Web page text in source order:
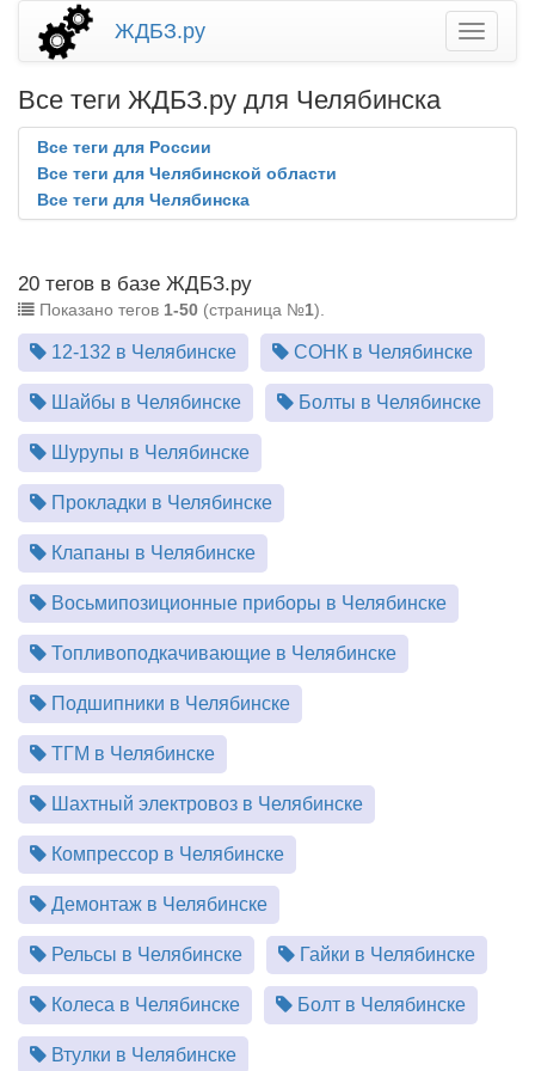
ЖДБЗ.ру
Все теги ЖДБЗ.ру для Челябинска
Все теги для России
Все теги для Челябинской области
Все теги для Челябинска
20 тегов в базе ЖДБЗ.ру
Показано тегов 1-50 (страница №1).
12-132 в Челябинске СОНК в Челябинске
Шайбы в Челябинске Болты в Челябинске
Шурупы в Челябинске
Прокладки в Челябинске
Клапаны в Челябинске
Восьмипозиционные приборы в Челябинске
Топливоподкачивающие в Челябинске
Подшипники в Челябинске
ТГМ в Челябинске
Шахтный электровоз в Челябинске
Компрессор в Челябинске
Демонтаж в Челябинске
Рельсы в Челябинске Гайки в Челябинске
Колеса в Челябинске Болт в Челябинске
Втулки в Челябинске